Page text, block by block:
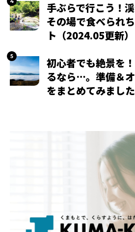
手ぶらで行こう！
その場で食べられ
ト（2024.05更新）
初心者でも絶景を
るなら…。準備＆
をまとめてみました